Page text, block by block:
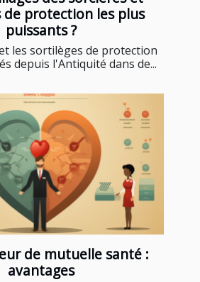
de protection les plus
puissants ?
les sortilèges de protection
depuis l'Antiquité dans de...
de mutuelle santé :
avantages